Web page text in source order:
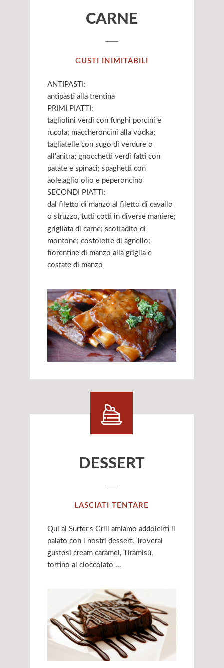
CARNE
GUSTI INIMITABILI
ANTIPASTI:
antipasti alla trentina
PRIMI PIATTI:
tagliolini verdi con funghi porcini e
rucola; maccheroncini alla vodka;
tagliatelle con sugo di verdure o
all'anitra; gnocchetti verdi fatti con
patate e spinaci; spaghetti con
aole,aglio olio e peperoncino
SECONDI PIATTI:
dal filetto di manzo al filetto di cavallo
o struzzo, tutti cotti in diverse maniere;
grigliata di carne; scottadito di
montone; costolette di agnello;
fiorentine di manzo alla griglia e
costate di manzo
DESSERT
LASCIATI TENTARE
Qui al Surfer's Grill amiamo addolcirti il
palato con i nostri dessert. Troverai
gustosi cream caramel, Tiramisù,
tortino al cioccolato ...